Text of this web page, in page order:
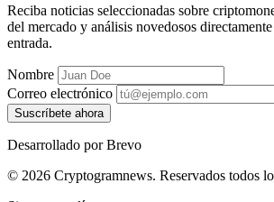
Reciba noticias seleccionadas sobre
del mercado y análisis novedosos
entrada.
Nombre
Correo electrónico
Suscríbete ahora
Desarrollado por Brevo
© 2026 Cryptogramnews. Reservados todos